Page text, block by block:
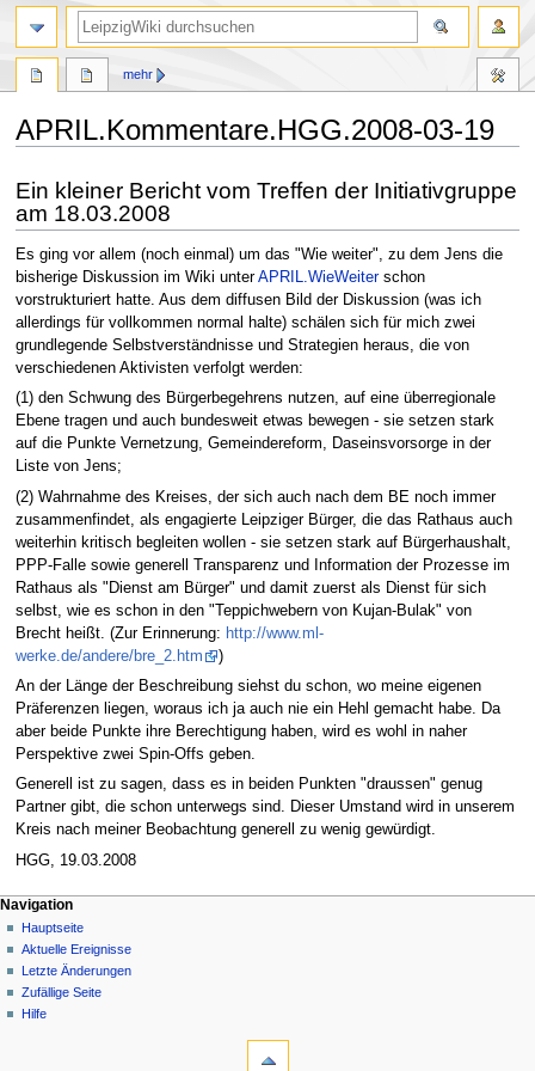
APRIL.Kommentare.HGG.2008-03-19
Navigation
springen
Suche
springen
Ein kleiner Bericht vom Treffen der Initiativgruppe
am 18.03.2008
Es ging vor allem (noch einmal) um das "Wie weiter", zu dem Jens die
bisherige Diskussion im Wiki unterAPRIL.WieWeiterschon
vorstrukturiert hatte. Aus dem diffusen Bild der Diskussion (was ich
allerdings für vollkommen normal halte) schälen sich für mich zwei
grundlegende Selbstverständnisse und Strategien heraus, die von
verschiedenen Aktivisten verfolgt werden:
(1) den Schwung des Bürgerbegehrens nutzen, auf eine überregionale
Ebene tragen und auch bundesweit etwas bewegen - sie setzen stark
auf die Punkte Vernetzung, Gemeindereform, Daseinsvorsorge in der
Liste von Jens;
(2) Wahrnahme des Kreises, der sich auch nach dem BE noch immer
zusammenfindet, als engagierte Leipziger Bürger, die das Rathaus auch
weiterhin kritisch begleiten wollen - sie setzen stark auf Bürgerhaushalt,
PPP-Falle sowie generell Transparenz und Information der Prozesse im
Rathaus als "Dienst am Bürger" und damit zuerst als Dienst für sich
selbst, wie es schon in den "Teppichwebern von Kujan-Bulak" von
Brecht heißt. (Zur Erinnerung: http://www.ml-
werke.de/andere/bre_2.htm
)
An der Länge der Beschreibung siehst du schon, wo meine eigenen
Präferenzen liegen, woraus ich ja auch nie ein Hehl gemacht habe. Da
aber beide Punkte ihre Berechtigung haben, wird es wohl in naher
Perspektive zwei Spin-Offs geben.
Generell ist zu sagen, dass es in beiden Punkten "draussen" genug
Partner gibt, die schon unterwegs sind. Dieser Umstand wird in unserem
Kreis nach meiner Beobachtung generell zu wenig gewürdigt.
HGG, 19.03.2008
mehr
Navigation
Hauptseite
Aktuelle Ereignisse
Letzte Änderungen
Zufällige Seite
Hilfe